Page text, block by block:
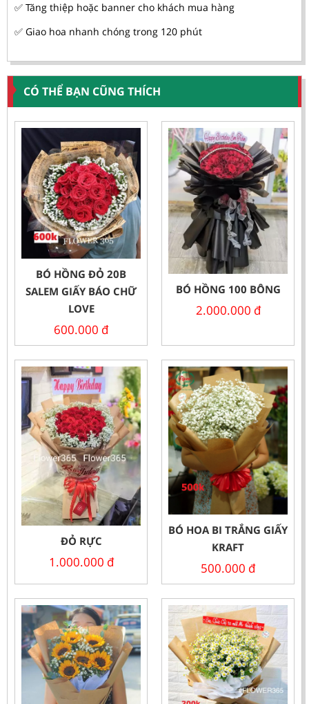
✅ Tăng thiệp hoặc banner cho khách mua hàng
✅ Giao hoa nhanh chóng trong 120 phút
CÓ THỂ BẠN CŨNG THÍCH
BÓ HỒNG ĐỎ 20B
SALEM GIẤY BÁO CHỮ
LOVE
600.000 đ
BÓ HỒNG 100 BÔNG
2.000.000 đ
ĐỎ RỰC
1.000.000 đ
BÓ HOA BI TRẮNG GIẤY
KRAFT
500.000 đ